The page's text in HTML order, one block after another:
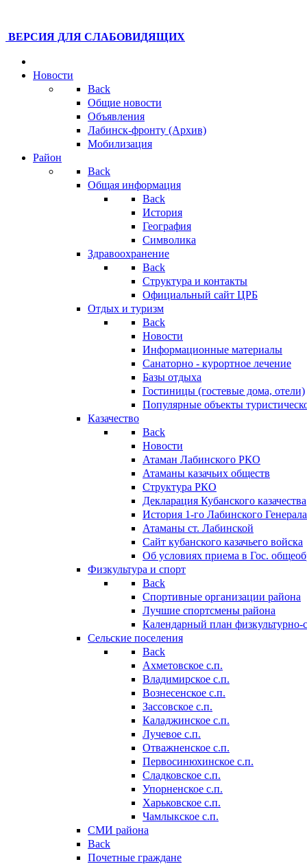
ВЕРСИЯ ДЛЯ СЛАБОВИДЯЩИХ
Новости
Back
Общие новости
Объявления
Лабинск-фронту (Архив)
Мобилизация
Район
Back
Общая информация
Back
История
География
Символика
Здравоохранение
Back
Структура и контакты
Официальный сайт ЦРБ
Отдых и туризм
Back
Новости
Информационные материалы
Санаторно - курортное лечение
Базы отдыха
Гостиницы (гостевые дома, отели)
Популярные объекты
Казачество
Back
Новости
Атаман Лабинского РКО
Атаманы казачьих обществ
Структура РКО
Декларация Кубанского казачества
История 1-го Лабинского
Атаманы ст. Лабинской
Cайт кубанского казачьего войска
Об условиях приема в Гос.
Физкультура и спорт
Back
Спортивные организации района
Лучшие спортсмены района
Календарный план
Сельские поселения
Back
Ахметовское с.п.
Владимирское с.п.
Вознесенское с.п.
Зассовское с.п.
Каладжинское с.п.
Лучевое с.п.
Отважненское с.п.
Первосинюхинское с.п.
Сладковское с.п.
Упорненское с.п.
Харьковское с.п.
Чамлыкское с.п.
СМИ района
Back
Почетные граждане